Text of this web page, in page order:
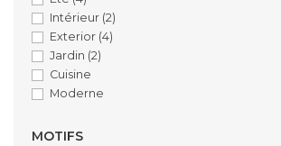
Intérieur (2)
Exterior (4)
Jardin (2)
Cuisine
Moderne
MOTIFS